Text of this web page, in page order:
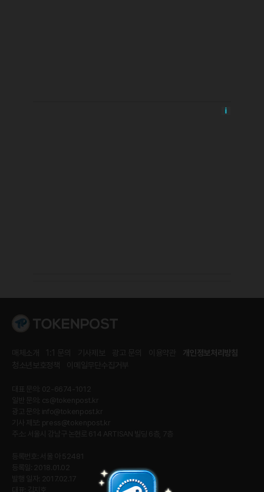
매체소개 기사제보 광고 문의 이용약관
개인정보처리방침
청소년보호정책
이메일무단수집거부
대표 문의: 02-6674-1012
일반 문의: cs@tokenpost.kr
광고 문의:
info@tokenpost.kr
기사 제보: press@tokenpost.kr
주소: 서울시 강남구 논현로 614 ARTISAN 빌딩 6층, 7층
등록번호: 서울 아 52481
등록일: 2018.01.02
발행 일자: 2017.02.17
대표: 김지호